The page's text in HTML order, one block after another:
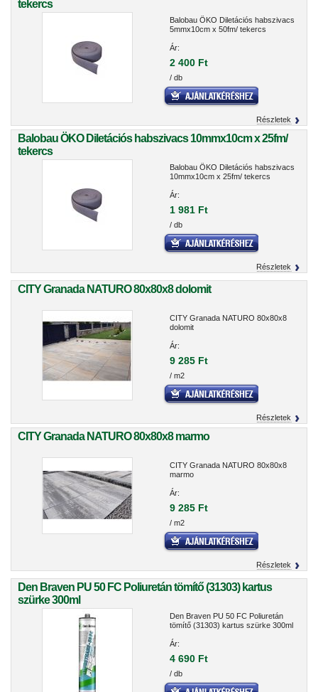
tekercs
Balobau ÖKO Diletációs habszivacs
5mmx10cm x 50fm/ tekercs
Ár:
2 400 Ft
/ db
Részletek
Balobau ÖKO Diletációs habszivacs 10mmx10cm x 25fm/
tekercs
Balobau ÖKO Diletációs habszivacs
10mmx10cm x 25fm/ tekercs
Ár:
1 981 Ft
/ db
Részletek
CITY Granada NATURO 80x80x8 dolomit
CITY Granada NATURO 80x80x8
dolomit
Ár:
9 285 Ft
/ m2
Részletek
CITY Granada NATURO 80x80x8 marmo
CITY Granada NATURO 80x80x8
marmo
Ár:
9 285 Ft
/ m2
Részletek
Den Braven PU 50 FC Poliuretán tömítő (31303) kartus
szürke 300ml
Den Braven PU 50 FC Poliuretán
tömítő (31303) kartus szürke 300ml
Ár:
4 690 Ft
/ db